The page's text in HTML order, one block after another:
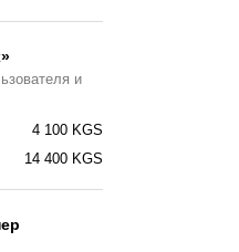
и
4 100 KGS
14 400 KGS